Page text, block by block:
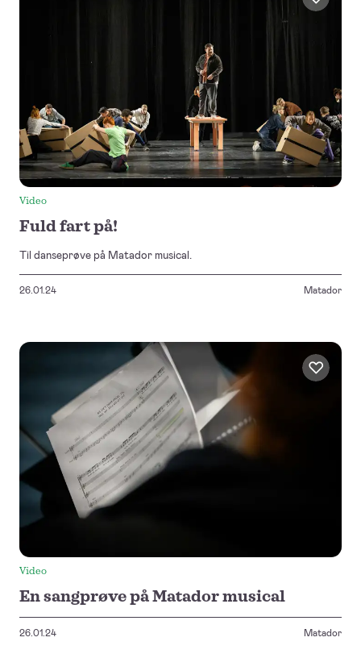
Video
Fuld fart på!
Til danseprøve på Matador musical.
26.01.24 Matador
Video
En sangprøve på Matador musical
26.01.24 Matador